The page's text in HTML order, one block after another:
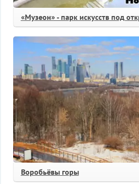
«Музеон» - парк искусств под
Воробьёвы горы